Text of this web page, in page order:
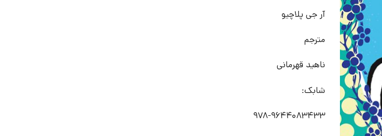
آر جی پلاچیو
مترجم
ناهید قهرمانی
شابک:
978-9644083433